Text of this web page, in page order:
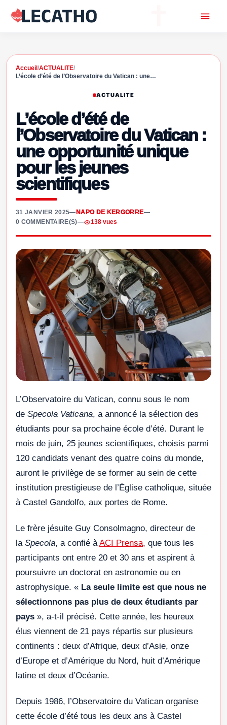
Accueil /ACTUALITE/
L’école d’été de l’Observatoire du Vatican : une…
ACTUALITE
L’école d’été de
l’Observatoire du Vatican :
une opportunité unique
pour les jeunes
scientifiques
31 JANVIER 2025— NAPO DE KERGORRE—
0 COMMENTAIRE(S)— 138 vues
L’Observatoire du Vatican, connu sous le nom
de Specola Vaticana, a annoncé la sélection des
étudiants pour sa prochaine école d’été. Durant le
mois de juin, 25 jeunes scientifiques, choisis parmi
120 candidats venant des quatre coins du monde,
auront le privilège de se former au sein de cette
institution prestigieuse de l’Église catholique, située
à Castel Gandolfo, aux portes de Rome.
Le frère jésuite Guy Consolmagno, directeur de
la Specola, a confié à ACI Prensa, que tous les
participants ont entre 20 et 30 ans et aspirent à
poursuivre un doctorat en astronomie ou en
astrophysique. « La seule limite est que nous ne
sélectionnons pas plus de deux étudiants par
pays », a-t-il précisé. Cette année, les heureux
élus viennent de 21 pays répartis sur plusieurs
continents : deux d’Afrique, deux d’Asie, onze
d’Europe et d’Amérique du Nord, huit d’Amérique
latine et deux d’Océanie.
Depuis 1986, l’Observatoire du Vatican organise
cette école d’été tous les deux ans à Castel